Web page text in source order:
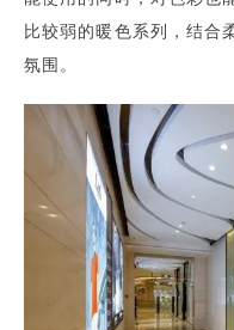
比较弱的暖色系列，结合
氛围。